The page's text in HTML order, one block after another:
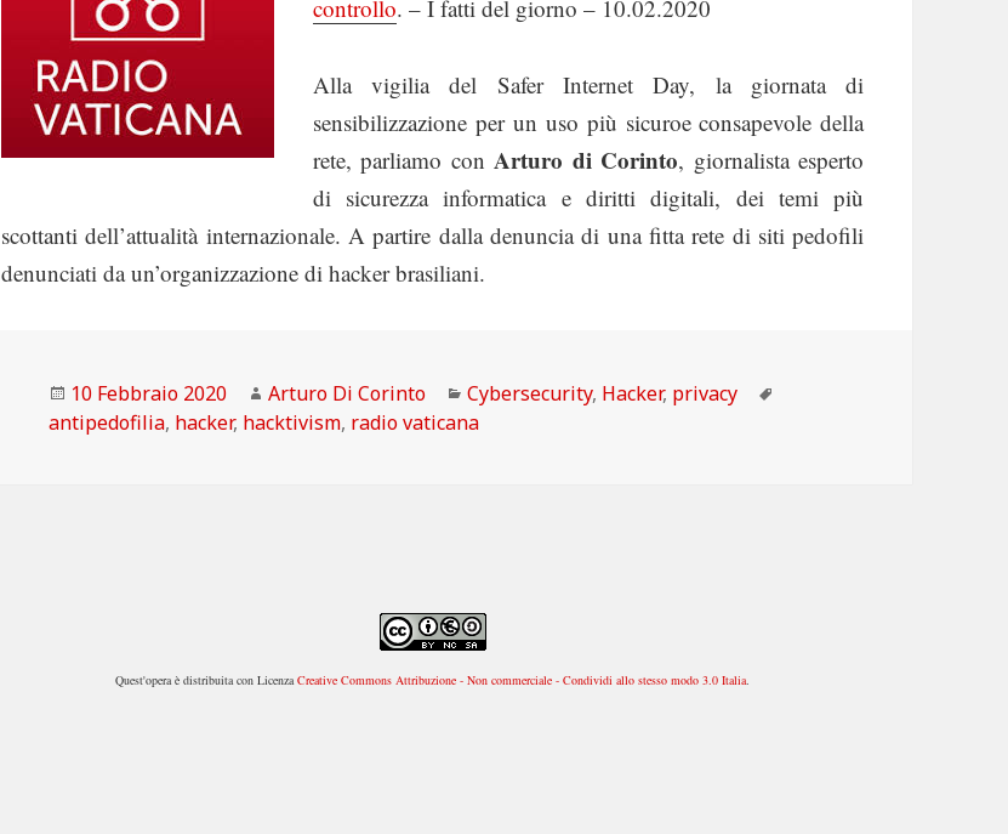
controllo. – I fatti del giorno – 10.02.2020
Alla vigilia del Safer Internet Day, la giornata di
sensibilizzazione per un uso più sicuroe consapevole della
rete, parliamo conArturo di Corinto, giornalista esperto
di sicurezza informatica e diritti digitali, dei temi più
scottanti dell’attualità internazionale. A partire dalla denuncia di una fitta rete di siti pedofili
denunciati da un’organizzazione di hacker brasiliani.
Scritto
il
10 Febbraio 2020 Autore
Arturo Di Corinto Categorie
Cybersecurity, Hacker, privacy
antipedofilia, hacker, hacktivism, radio vaticana
Quest'opera è distribuita con LicenzaCreative Commons Attribuzione - Non commerciale - Condividi allo stesso modo 3.0 Italia